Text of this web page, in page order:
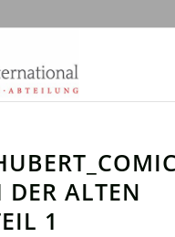
DER ALTEN
1